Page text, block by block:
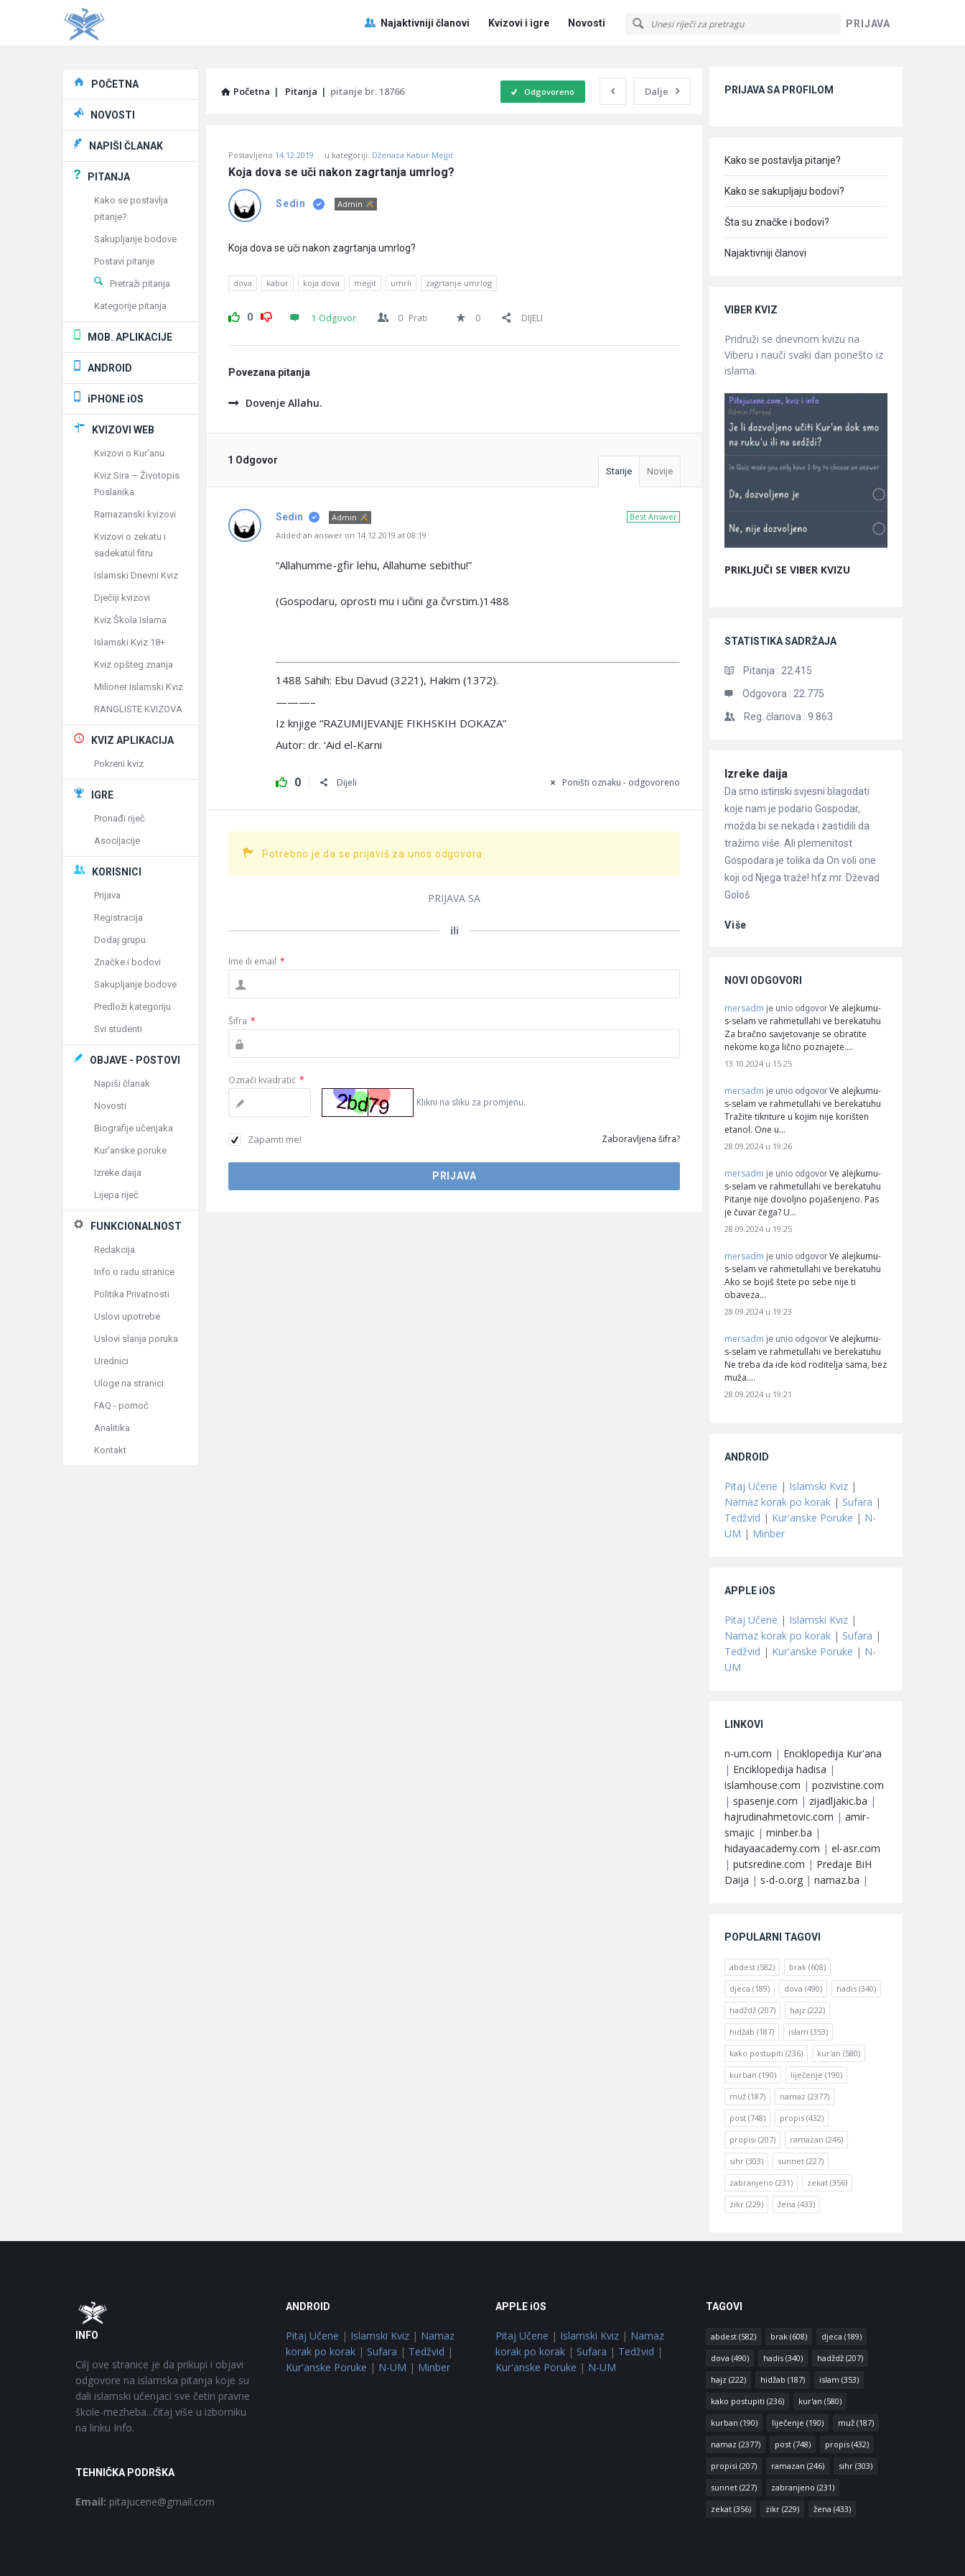
PRIJAVA
Pitaj
Učene
Navigacija
Najaktivniji članovi Kvizovi i igre Novosti
Početna | Pitanja | pitanje br. 18766 Dalje
Odgovoreno
Učene
Latest
Pitanja
Postavljeno 14.12.2019 u kategoriji: Dženaza Kabur Mejjit
Koja dova se uči nakon zagrtanja umrlog?
Sedin Admin
Koja dova se uči nakon zagrtanja umrlog?
dova kabur koja dova mejjit umrli zagrtanje umrlog
0 1 Odgovor 0 Prati 0 DIJELI
Povezana pitanja
Dovenje Allahu.
1 Odgovor
Starije Novije
Best Answer
Sedin
Admin
Added an answer on 14.12.2019 at 08:19
“Allahumme-gfir lehu, Allahume sebithu!”
(Gospodaru, oprosti mu i učini ga čvrstim.)1488
1488 Sahih: Ebu Davud (3221), Hakim (1372).
———–
Iz knjige “RAZUMIJEVANJE FIKHSKIH DOKAZA”
Autor: dr. ‘Aid el-Karni
0 Dijeli Poništi oznaku - odgovoreno
Potrebno je da se prijaviš za unos odgovora.
PRIJAVA SA
ili
Ime ili email *
Šifra *
Označi kvadratić *
Klikni na sliku za promjenu.
Zapamti me! Zaboravljena šifra?
PRIJAVA SA PROFILOM
Kako se postavlja pitanje?
Kako se sakupljaju bodovi?
Šta su značke i bodovi?
Najaktivniji članovi
VIBER KVIZ
Pridruži se dnevnom kvizu na
Viberu i nauči svaki dan ponešto iz
islama.
PRIKLJUČI SE VIBER KVIZU
STATISTIKA SADRŽAJA
Pitanja : 22.415
Odgovora : 22.775
Reg. članova : 9.863
Članci
Izreke daija
Da smo istinski svjesni blagodati
koje nam je podario Gospodar,
možda bi se nekada i zastidili da
tražimo više. Ali plemenitost
Gospodara je tolika da On voli one
koji od Njega traže! hfz.mr. Dževad
Gološ
Više
NOVI ODGOVORI
mersadm je unio odgovor Ve alejkumu-
s-selam ve rahmetullahi ve berekatuhu
Za bračno savjetovanje se obratite
nekome koga lično poznajete.…
13.10.2024 u 15:25
mersadm je unio odgovor Ve alejkumu-
s-selam ve rahmetullahi ve berekatuhu
Tražite tiknture u kojim nije korišten
etanol. One u…
28.09.2024 u 19:26
mersadm je unio odgovor Ve alejkumu-
s-selam ve rahmetullahi ve berekatuhu
Pitanje nije dovoljno pojašenjeno. Pas
je čuvar čega? U…
28.09.2024 u 19:25
mersadm je unio odgovor Ve alejkumu-
s-selam ve rahmetullahi ve berekatuhu
Ako se bojiš štete po sebe nije ti
obaveza…
28.09.2024 u 19:23
mersadm je unio odgovor Ve alejkumu-
s-selam ve rahmetullahi ve berekatuhu
Ne treba da ide kod roditelja sama, bez
muža.…
28.09.2024 u 19:21
ANDROID
Pitaj Učene | Islamski Kviz |
Namaz korak po korak | Sufara |
Tedžvid | Kur'anske Poruke | N-
UM | Minber
APPLE iOS
Pitaj Učene | Islamski Kviz |
Namaz korak po korak | Sufara |
Tedžvid | Kur'anske Poruke | N-
UM
LINKOVI
n-um.com | Enciklopedija Kur'ana
| Enciklopedija hadisa |
islamhouse.com | pozivistine.com
| spasenje.com | zijadljakic.ba |
hajrudinahmetovic.com | amir-
smajic | minber.ba |
hidayaacademy.com | el-asr.com
| putsredine.com | Predaje BiH
Daija | s-d-o.org | namaz.ba |
POPULARNI TAGOVI
abdest (582) brak (608)
djeca (189) dova (490) hadis (340)
hadždž (207) hajz (222)
hidžab (187) islam (353)
kako postupiti (236) kur'an (580)
kurban (190) liječenje (190)
muž (187) namaz (2377)
post (748) propis (432)
propisi (207) ramazan (246)
sihr (303) sunnet (227)
zabranjeno (231) zekat (356)
zikr (229) žena (433)
Explore
POČETNA
NOVOSTI
NAPIŠI ČLANAK
PITANJA
Kako se postavlja
pitanje?
Sakupljanje bodove
Postavi pitanje
Pretraži pitanja
Kategorije pitanja
MOB. APLIKACIJE
ANDROID
iPHONE iOS
KVIZOVI WEB
Kvizovi o Kur'anu
Kviz Sira – Životopis
Poslanika
Ramazanski kvizovi
Kvizovi o zekatu i
sadekatul fitru
Islamski Dnevni Kviz
Dječiji kvizovi
Kviz Škola Islama
Islamski Kviz 18+
Kviz opšteg znanja
Milioner Islamski Kviz
RANGLISTE KVIZOVA
KVIZ APLIKACIJA
Pokreni kviz
IGRE
Pronađi riječ
Asocijacije
KORISNICI
Prijava
Registracija
Dodaj grupu
Značke i bodovi
Sakupljanje bodove
Predloži kategoriju
Svi studenti
OBJAVE - POSTOVI
Napiši članak
Novosti
Biografije učenjaka
Kur'anske poruke
Izreke daija
Lijepa riječ
FUNKCIONALNOST
Redakcija
Info o radu stranice
Politika Privatnosti
Uslovi upotrebe
Uslovi slanja poruka
Urednici
Uloge na stranici
FAQ - pomoć
Analitika
Kontakt
Footer
INFO
Cilj ove stranice je da prikupi i objavi
odgovore na islamska pitanja koje su
dali islamski učenjaci sve četiri pravne
škole-mezheba...čitaj više u izborniku
na linku Info.
TEHNIČKA PODRŠKA
Email: pitajucene@gmail.com
ANDROID
Pitaj Učene | Islamski Kviz| Namaz
korak po korak| Sufara | Tedžvid |
Kur'anske Poruke | N-UM | Minber
APPLE iOS
Pitaj Učene | Islamski Kviz | Namaz
korak po korak | Sufara | Tedžvid |
Kur'anske Poruke | N-UM
TAGOVI
abdest(582) brak(608) djeca (189)
dova (490) hadis(340) hadždž(207)
hajz (222) hidžab (187) islam (353)
kako postupiti (236) kur'an (580)
kurban (190) liječenje (190) muž(187)
namaz (2377) post(748) propis(432)
propisi (207) ramazan (246) sihr(303)
sunnet(227) zabranjeno (231)
zekat(356) zikr(229) žena (433)